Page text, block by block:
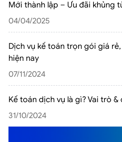
Mới thành lập – Ưu đãi khủng
04/04/2025
Dịch vụ kế toán trọn gói giá
hiện nay
07/11/2024
Kế toán dịch vụ là gì? Vai trò
31/10/2024